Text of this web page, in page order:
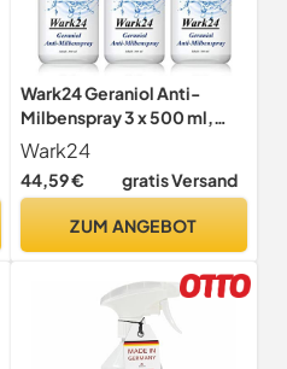
Wark24 Geraniol Anti-
Milbenspray 3 x 500 ml,
Langanhaltender Anti-
Milben-Schutz für
Textilien, Natürliche,
Milbenbekämpfung mit
Wark24
44,59 € gratis Versand
ZUM ANGEBOT